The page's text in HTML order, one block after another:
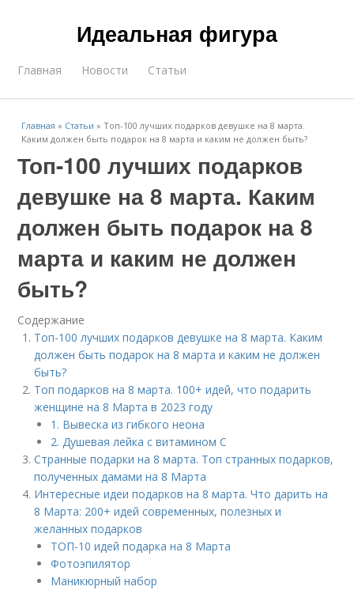
Идеальная фигура
Главная Новости Статьи
Главная » Статьи »Топ-100 лучших подарков девушке на 8 марта.
Каким должен быть подарок на 8 марта и каким не должен быть?
Топ-100 лучших подарков
девушке на 8 марта. Каким
должен быть подарок на 8
марта и каким не должен
быть?
Содержание
Топ-100 лучших подарков девушке на 8 марта. Каким
должен быть подарок на 8 марта и каким не должен
быть?
Топ подарков на 8 марта. 100+ идей, что подарить
женщине на 8 Марта в 2023 году
1. Вывеска из гибкого неона
2. Душевая лейка с витамином С
Странные подарки на 8 марта. Топ странных подарков,
полученных дамами на 8 Марта
Интересные идеи подарков на 8 марта. Что дарить на
8 Марта: 200+ идей современных, полезных и
желанных подарков
ТОП-10 идей подарка на 8 Марта
Фотоэпилятор
Маникюрный набор